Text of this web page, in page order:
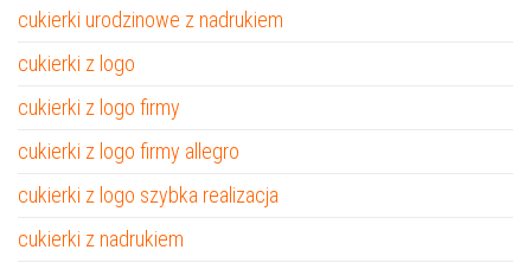
cukierki urodzinowe z nadrukiem
cukierki z logo
cukierki z logo firmy
cukierki z logo firmy allegro
cukierki z logo szybka realizacja
cukierki z nadrukiem